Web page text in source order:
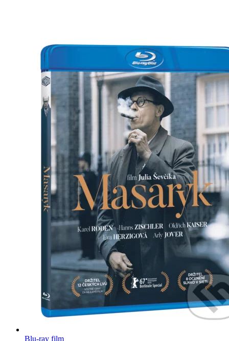
Blu-ray film